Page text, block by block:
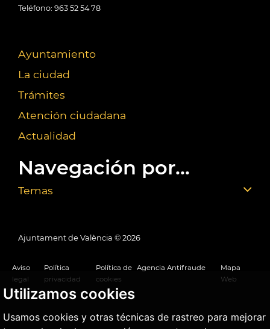
Utilizamos cookies
Usamos cookies y otras técnicas de rastreo para mejorar
Teléfono: 963 52 54 78
Ayuntamiento
La ciudad
Trámites
Atención ciudadana
Actualidad
Navegación por...
Temas
Ajuntament de València © 2026
Aviso
legal
Política
privacidad
Política de
cookies
Agencia Antifraude
Mapa
Web